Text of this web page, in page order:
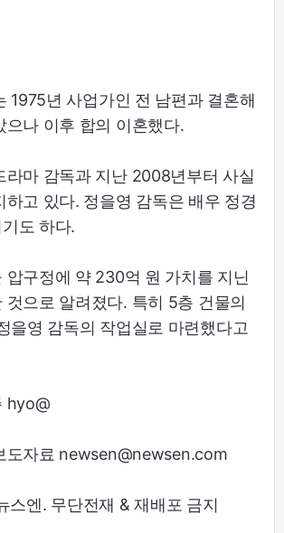
1975년 사업가인 전 남편과 결혼해
으나 이후 합의 이혼했다.
라마 감독과 지난 2008년부터 사실
하고 있다. 정을영 감독은 배우 정경
도 하다.
압구정에 약 230억 원 가치를 지닌
것으로 알려졌다. 특히 5층 건물의
을영 감독의 작업실로 마련했다고
hyo@
도자료 newsen@newsen.com
엔. 무단전재 & 재배포 금지